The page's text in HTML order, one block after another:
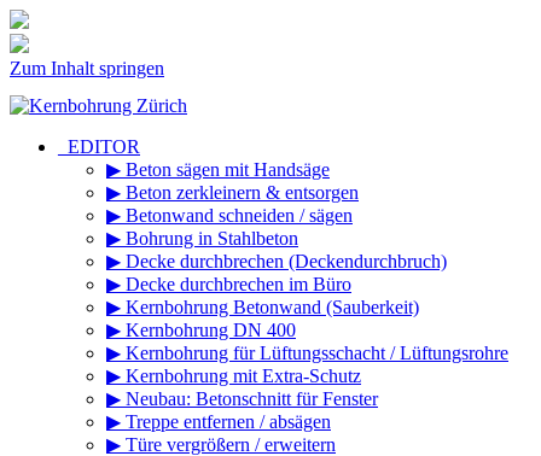
Zum Inhalt springen
_EDITOR
▶ Beton sägen mit Handsäge
▶ Beton zerkleinern & entsorgen
▶ Betonwand schneiden / sägen
▶ Bohrung in Stahlbeton
▶ Decke durchbrechen (Deckendurchbruch)
▶ Decke durchbrechen im Büro
▶ Kernbohrung Betonwand (Sauberkeit)
▶ Kernbohrung DN 400
▶ Kernbohrung für Lüftungsschacht / Lüftungsrohre
▶ Kernbohrung mit Extra-Schutz
▶ Neubau: Betonschnitt für Fenster
▶ Treppe entfernen / absägen
▶ Türe vergrößern / erweitern